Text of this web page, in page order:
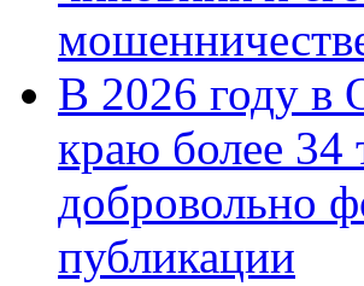
В 2026 году в
краю более 34
добровольно
публикации